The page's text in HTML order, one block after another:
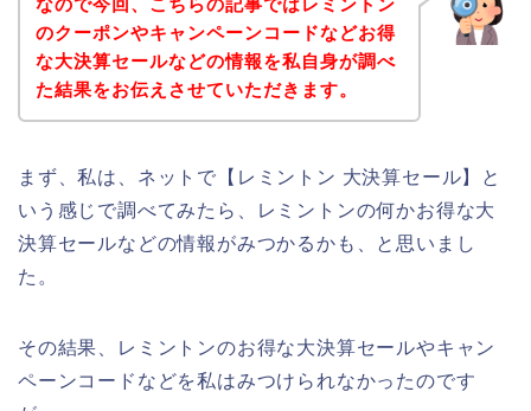
なので今回、こちらの記事ではレミントン
のクーポンやキャンペーンコードなどお得
な大決算セールなどの情報を私自身が調べ
た結果をお伝えさせていただきます。
まず、私は、ネットで【レミントン 大決算セール】と
いう感じで調べてみたら、レミントンの何かお得な大
決算セールなどの情報がみつかるかも、と思いまし
た。
その結果、レミントンのお得な大決算セールやキャン
ペーンコードなどを私はみつけられなかったのです